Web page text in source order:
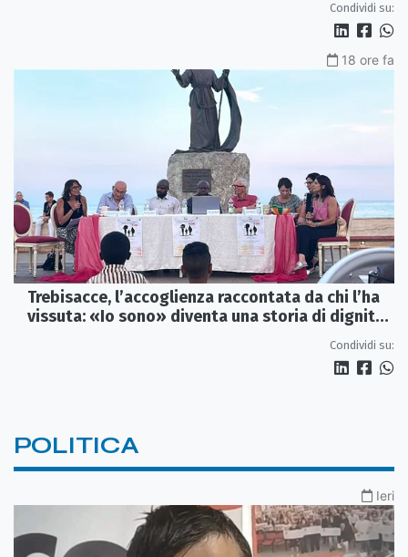
Condividi su:
18 ore fa
Trebisacce, l’accoglienza raccontata da chi l’ha
vissuta: «Io sono» diventa una storia di dignità
Condividi su:
POLITICA
Ieri